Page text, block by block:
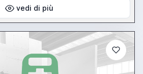
vedi di più